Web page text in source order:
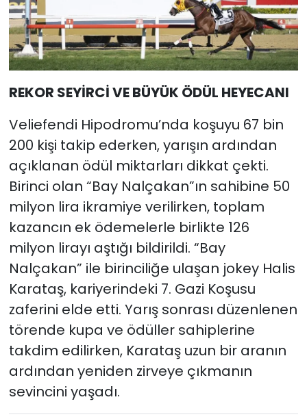
REKOR SEYİRCİ VE BÜYÜK ÖDÜL HEYECANI
Veliefendi Hipodromu’nda koşuyu 67 bin
200 kişi takip ederken, yarışın ardından
açıklanan ödül miktarları dikkat çekti.
Birinci olan “Bay Nalçakan”ın sahibine 50
milyon lira ikramiye verilirken, toplam
kazancın ek ödemelerle birlikte 126
milyon lirayı aştığı bildirildi. “Bay
Nalçakan” ile birinciliğe ulaşan jokey Halis
Karataş, kariyerindeki 7. Gazi Koşusu
zaferini elde etti. Yarış sonrası düzenlenen
törende kupa ve ödüller sahiplerine
takdim edilirken, Karataş uzun bir aranın
ardından yeniden zirveye çıkmanın
sevincini yaşadı.